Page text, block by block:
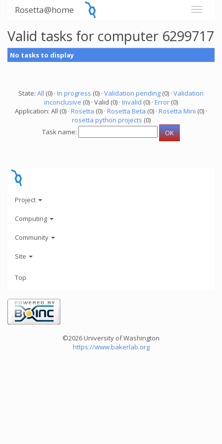
Rosetta@home
Valid tasks for computer 6299717
No tasks to display
State: All (0) · In progress (0) · Validation pending (0) · Validation
inconclusive (0) · Valid (0) · Invalid (0) · Error (0)
Application: All (0) · Rosetta (0) · Rosetta Beta (0) · Rosetta Mini (0) ·
rosetta python projects (0)
Task name:
Project
Computing
Community
Site
Top
©2026 University of Washington
https://www.bakerlab.org